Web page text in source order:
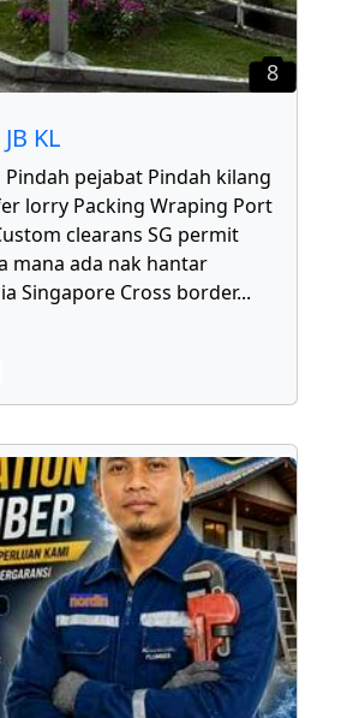
8
KL
pejabat Pindah kilang
lorry Packing Wraping Port
clearans SG permit
mana ada nak hantar
Singapore Cross border...